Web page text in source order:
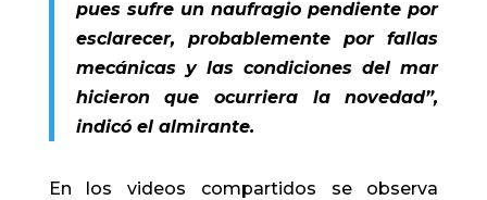
pues sufre un naufragio pendiente por
esclarecer, probablemente por fallas
mecánicas y las condiciones del mar
hicieron que ocurriera la novedad”,
indicó el almirante.
En los videos compartidos se observa